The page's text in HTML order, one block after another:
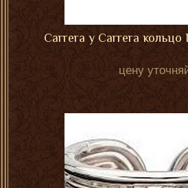
Carrera y Carrera кольцо
цену